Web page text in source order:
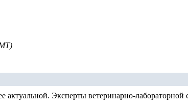
актуальной. Эксперты ветеринарно-